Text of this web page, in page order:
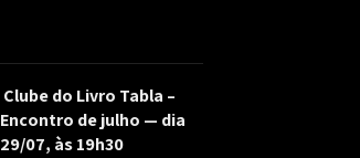
Clube do Livro Tabla –
Encontro de julho — dia
29/07, às 19h30